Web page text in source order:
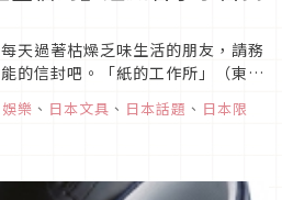
天過著枯燥乏味生活的朋友，請務
的信封吧。「紙的工作所」（東京
正式販售，這項商品的名稱就叫做
娛樂 、 日本文具 、 日本話題 、 日本限